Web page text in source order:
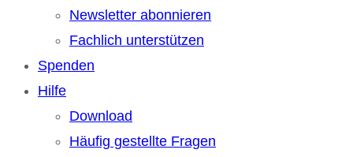
Newsletter abonnieren
Fachlich unterstützen
Spenden
Hilfe
Download
Häufig gestellte Fragen